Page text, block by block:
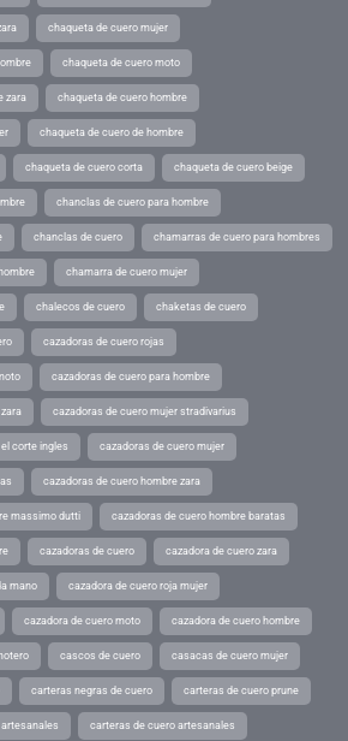
chaqueta de cuero mujer
chaqueta de cuero moto
zara chaqueta de cuero hombre
chaqueta de cuero de hombre
chaqueta de cuero corta chaqueta de cuero beige
chanclas de cuero para hombre
chanclas de cuero chamarras de cuero para hombres
chamarra de cuero mujer
chalecos de cuero chaketas de cuero
cazadoras de cuero rojas
cazadoras de cuero para hombre
cazadoras de cuero mujer stradivarius
corte ingles cazadoras de cuero mujer
cazadoras de cuero hombre zara
massimo dutti cazadoras de cuero hombre baratas
cazadoras de cuero cazadora de cuero zara
mano cazadora de cuero roja mujer
cazadora de cuero moto cazadora de cuero hombre
cascos de cuero casacas de cuero mujer
carteras negras de cuero carteras de cuero prune
carteras de cuero artesanales